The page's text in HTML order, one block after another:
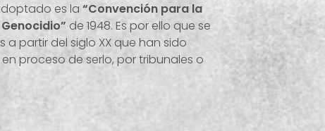
es la “Convención para la
de 1948. Es por ello que se
partir del siglo XX que han sido
proceso de serlo, por tribunales o